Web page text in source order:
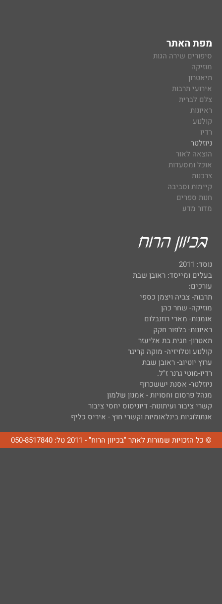
מפת האתר
סיפורים שירה הגות
מוזיקה
תיאטרון
אירועי תרבות
צלם לברית
ראיונות
קולנוע
רדיו
ניוזלטר
הוצאה לאור
אוכל ומסעדות
צרכנות
קיימות וסביבה
חנות ספרים
מדור מדע
נוסד: 2011
בעלים ומייסד: ראובן שבת
עורכים:
תרבות- צביה ויצמן כספי
מוזיקה- שחר כהן
אומנות- מארי רוזנבלום
ראיונות- בלפור חקק
תאטרון- חגית בת אליעזר
קולנוע וטלויזיה- מוקה קריגר
ערוץ יוטיוב- ראובן שבת
רדיו-מוטי גרנר ז"ל.
ניוזלטר- אסנת יששכרוף
מנהל פרסום וחסויות - אמנון שלמון
קשרי ציבור ועיתונות- דיוניסוס יחסי ציבור
אנתולוגיות בינלאומיות וקשרי חוץ - איריס כליף
© כל הזכויות שמורות לאתר "בכיוון הרוח" - 2011 טל: 050-8517840